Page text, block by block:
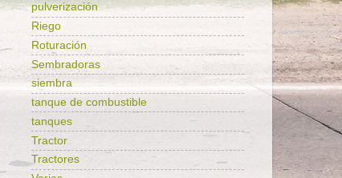
pulverización
Riego
Roturación
Sembradoras
siembra
tanque de combustible
tanques
Tractor
Tractores